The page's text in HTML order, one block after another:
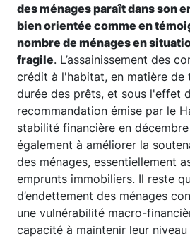
des ménages paraît dans son
bien orientée comme en
nombre de ménages en
fragile. L’assainissement des
crédit à l'habitat, en matière de
durée des prêts, et sous l'effet
recommandation émise par le
stabilité financière en
également à améliorer la
des ménages, essentiellement
emprunts immobiliers. Il reste
d’endettement des ménages
une vulnérabilité macro-
capacité à maintenir leur